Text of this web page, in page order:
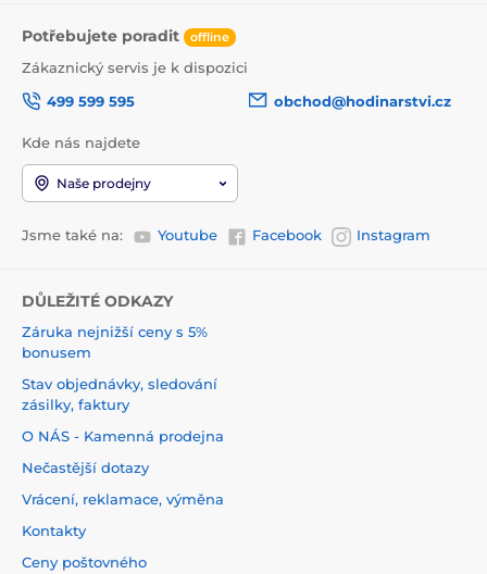
Potřebujete poradit offline
Zákaznický servis je k dispozici
499 599 595
obchod@hodinarstvi.cz
Kde nás najdete
Naše prodejny
Jsme také na: Youtube Facebook Instagram
DŮLEŽITÉ ODKAZY
Záruka nejnižší ceny s 5%
bonusem
Stav objednávky, sledování
zásilky, faktury
O NÁS - Kamenná prodejna
Nečastější dotazy
Vrácení, reklamace, výměna
Kontakty
Ceny poštovného